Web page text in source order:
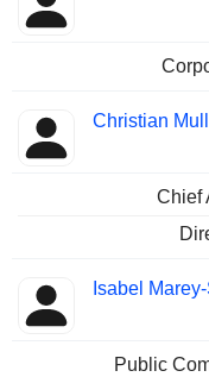
Christian
Chief
Isabel
Public